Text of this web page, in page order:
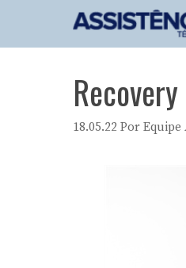
18.05.22 Por Equipe